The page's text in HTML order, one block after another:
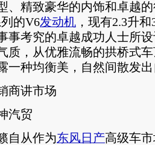
、精致豪华的内饰和卓越
的V6发动机 ，现有2.3升
事考究的卓越成功人士所
质，从优雅流畅的拱桥式
一种均衡美，自然间散发
讲市场
贸
从作为东风日产高级车